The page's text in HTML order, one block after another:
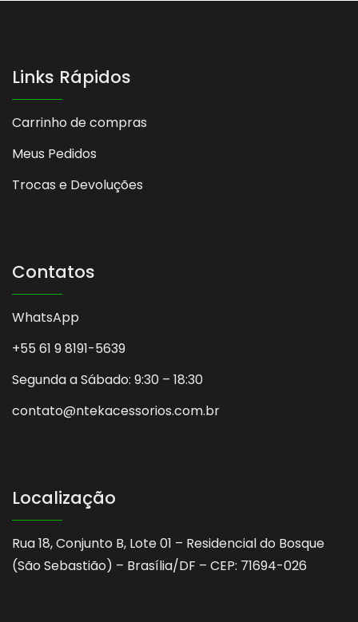
Links Rápidos
Carrinho de compras
Meus Pedidos
Trocas e Devoluções
Contatos
WhatsApp
+55 61 9 8191-5639
Segunda a Sábado: 9:30 – 18:30
contato@ntekacessorios.com.br
Localização
Rua 18, Conjunto B, Lote 01 – Residencial do Bosque
(São Sebastião) – Brasília/DF – CEP: 71694-026